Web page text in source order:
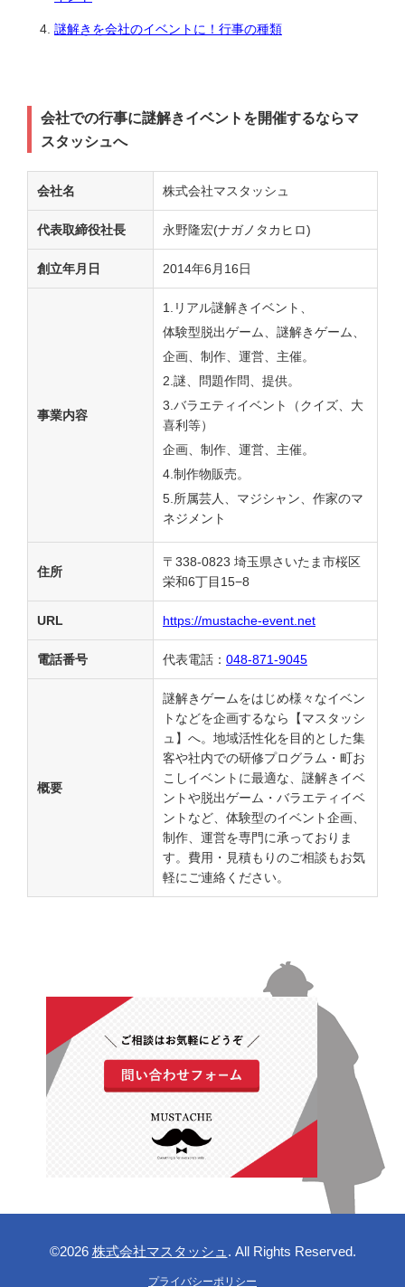
謎解きを会社のイベントに！行事の種類
会社での行事に謎解きイベントを開催するならマ
スタッシュへ
会社名 株式会社マスタッシュ
代表取締役社長 永野隆宏(ナガノタカヒロ)
創立年月日 2014年6月16日
事業内容
1.リアル謎解きイベント、
体験型脱出ゲーム、謎解きゲーム、
企画、制作、運営、主催。
2.謎、問題作問、提供。
3.バラエティイベント（クイズ、大
喜利等）
企画、制作、運営、主催。
4.制作物販売。
5.所属芸人、マジシャン、作家のマ
ネジメント
住所
〒338-0823 埼玉県さいたま市桜区
栄和6丁目15−8
URL https://mustache-event.net
電話番号 代表電話： 048-871-9045
概要
謎解きゲームをはじめ様々なイベン
トなどを企画するなら【マスタッシ
ュ】へ。地域活性化を目的とした集
客や社内での研修プログラム・町お
こしイベントに最適な、謎解きイベ
ントや脱出ゲーム・バラエティイベ
ントなど、体験型のイベント企画、
制作、運営を専門に承っておりま
す。費用・見積もりのご相談もお気
軽にご連絡ください。
©2026 株式会社マスタッシュ . All Rights Reserved.
プライバシーポリシー